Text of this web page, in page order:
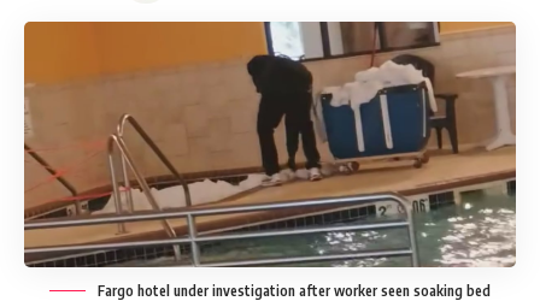
Fargo hotel under investigation after worker seen soaking bed